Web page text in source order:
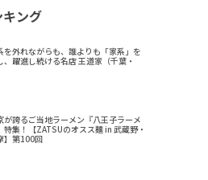
キング
を外れながらも、誰よりも「家系」を
、躍進し続ける名店 王道家（千葉・
が誇るご当地ラーメン『八王子ラーメ
特集！【ZATSUのオスス麺 in 武蔵野・
】第100回